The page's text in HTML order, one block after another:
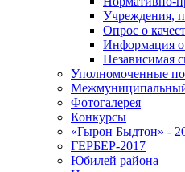
Учреждения,
Опрос о
Информация о
Независимая
Уполномоченные
Фотогалерея
Конкурсы
«Гырон Быдтон» -
ГЕРБЕР-2017
Юбилей района